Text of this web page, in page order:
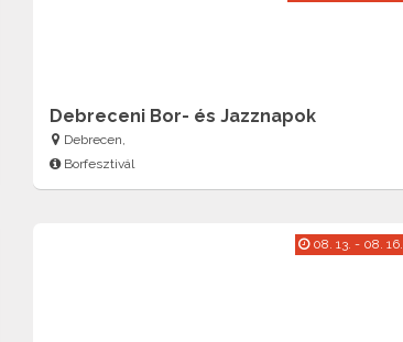
Debreceni Bor- és Jazznapok
Debrecen,
Borfesztivál
08. 13. - 08. 16.